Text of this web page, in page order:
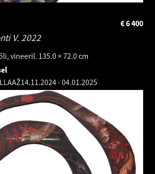
V. 2022
vineeril. 135.0 × 72.0 cm
6 400
€
14.11.2024-04.01.2025